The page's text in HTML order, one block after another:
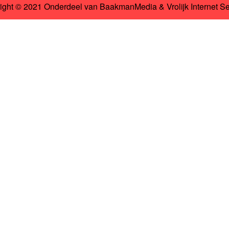
© 2021 Onderdeel van BaakmanMedia& Vrolijk Internet